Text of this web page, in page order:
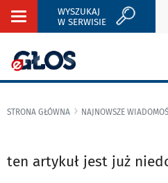
Rozwiń
WYSZUKAJ
W SERWISIE
STRONA GŁÓWNA NAJNOWSZE
ten artykuł jest już